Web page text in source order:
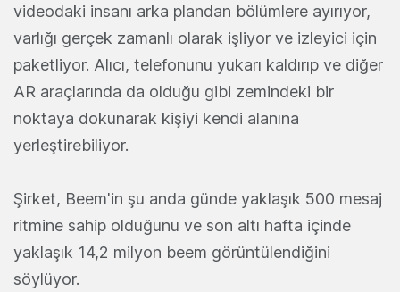
videodaki insanı arka plandan bölümlere ayırıyor,
varlığı gerçek zamanlı olarak işliyor ve izleyici için
paketliyor. Alıcı, telefonunu yukarı kaldırıp ve diğer
AR araçlarında da olduğu gibi zemindeki bir
noktaya dokunarak kişiyi kendi alanına
yerleştirebiliyor.
Şirket, Beem'in şu anda günde yaklaşık 500 mesaj
ritmine sahip olduğunu ve son altı hafta içinde
yaklaşık 14,2 milyon beem görüntülendiğini
söylüyor.